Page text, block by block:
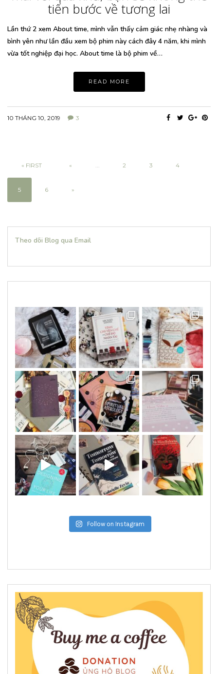
tiến bước về tương lai
Lần thứ 2 xem About time, mình vẫn thấy cảm giác nhẹ nhàng và
bình yên như lần đầu xem bộ phim này cách đây 4 năm, khi mình
vừa tốt nghiệp đại học. About time là bộ phim về…
READ MORE
10 THÁNG 10, 2019 3
« FIRST « ... 2 3 4
5 6 »
Theo dõi Blog qua Email
Follow on Instagram